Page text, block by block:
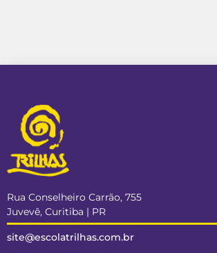
Rua Conselheiro Carrão, 755
Juvevê, Curitiba | PR
site@escolatrilhas.com.br